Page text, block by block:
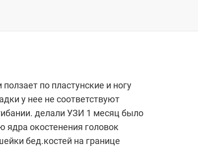
по пластунские и ногу
у нее не соответствуют
делали УЗИ 1 месяц было
ядра окостенения головок
бед.костей на границе